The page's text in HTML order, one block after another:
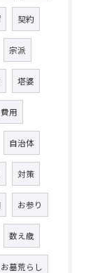
契約
宗派
塔婆
費用
自治体
対策
お参り
数え歳
お墓荒らし